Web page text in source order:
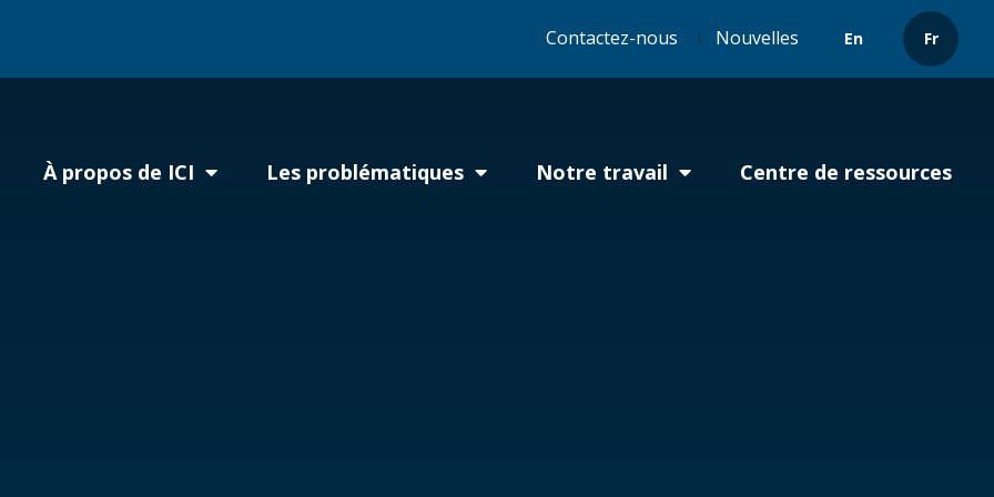
Header
menu
Contactez-nous Nouvelles En Fr
À propos de ICI Les problématiques Notre travail Centre de ressources